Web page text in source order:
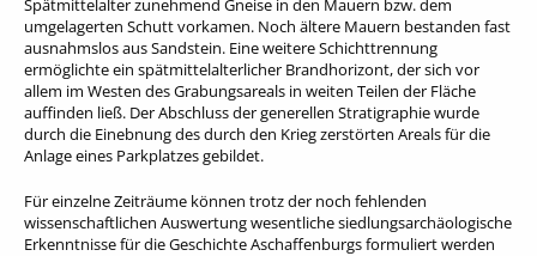
Spätmittelalter zunehmend Gneise in den Mauern bzw. dem
umgelagerten Schutt vorkamen. Noch ältere Mauern bestanden fast
ausnahmslos aus Sandstein. Eine weitere Schichttrennung
ermöglichte ein spätmittelalterlicher Brandhorizont, der sich vor
allem im Westen des Grabungsareals in weiten Teilen der Fläche
auffinden ließ. Der Abschluss der generellen Stratigraphie wurde
durch die Einebnung des durch den Krieg zerstörten Areals für die
Anlage eines Parkplatzes gebildet.
Für einzelne Zeiträume können trotz der noch fehlenden
wissenschaftlichen Auswertung wesentliche siedlungsarchäologische
Erkenntnisse für die Geschichte Aschaffenburgs formuliert werden